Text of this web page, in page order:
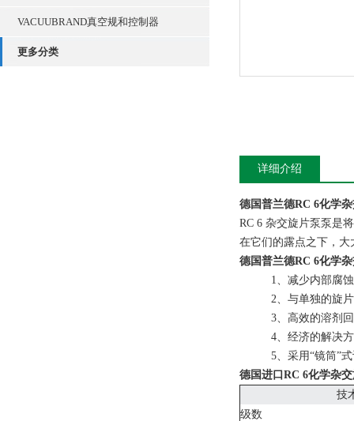
VACUUBRAND真空规和控制器
更多分类
详细介绍
德国普兰德RC 6化学
RC 6 杂交旋片泵泵是
在它们的露点之下，
德国普兰德RC 6化学
1、减少内部腐
2、与单独的旋
3、高效的溶剂
4、经济的解决
5、采用“镜筒”
德国进口RC 6化学杂
技
级数